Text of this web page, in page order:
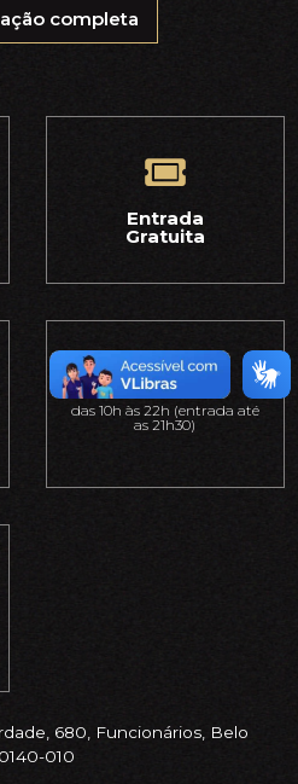
completa
Entrada
Gratuita
Quintas-feiras
das 10h às 22h (entrada até
as 21h30)
680, Funcionários, Belo
010